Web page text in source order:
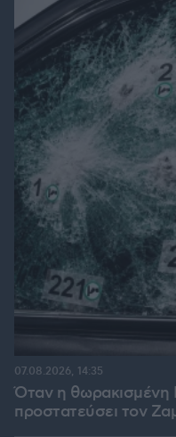
Όταν η θωρακισμένη
προστατεύσει τον
07.08.2026, 14:35